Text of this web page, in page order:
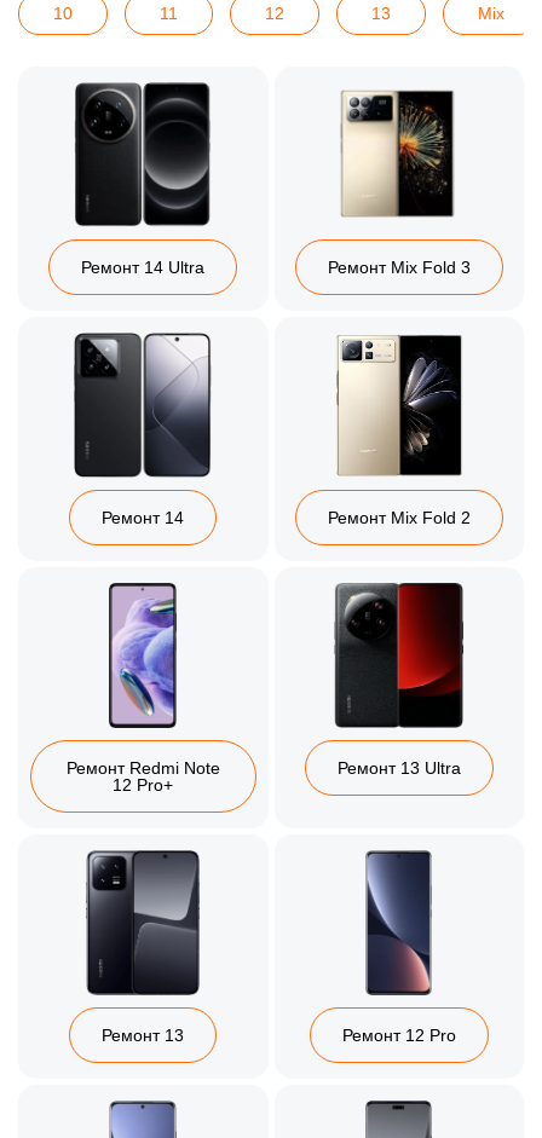
10 11 12 13 Mix
Ремонт 14 Ultra Ремонт Mix Fold 3
Ремонт 14 Ремонт Mix Fold 2
Ремонт Redmi Note
12 Pro+
Ремонт 13 Ultra
Ремонт 13 Ремонт 12 Pro